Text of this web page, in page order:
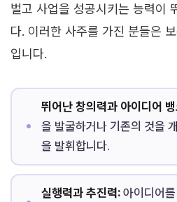
벌고 사업을 성공시키는 능력이
다. 이러한 사주를 가진 분들은
입니다.
뛰어난 창의력과 아이디어
을 발굴하거나 기존의 것을
을 발휘합니다.
실행력과 추진력:아이디어를